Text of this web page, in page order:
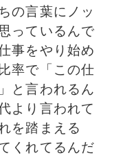
の言葉にノッ
っているんで
事をやり始め
率で「この仕
と言われるん
より言われて
を踏まえる
くれてるんだ